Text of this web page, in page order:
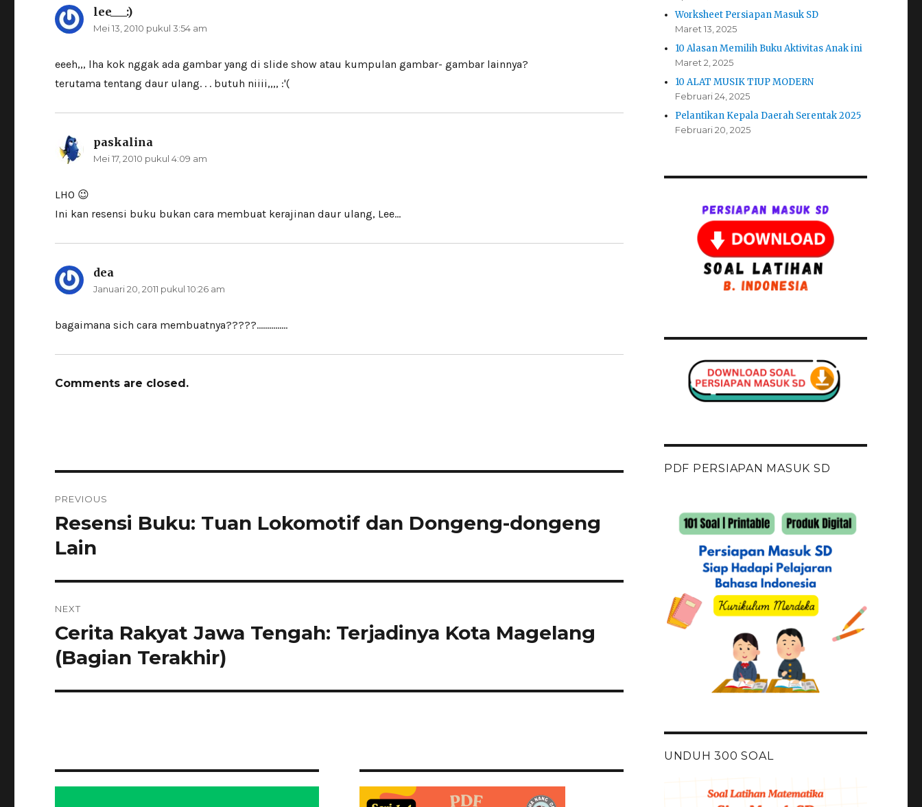
lee___:)
Mei 13, 2010 pukul 3:54 am
eeeh,,, lha kok nggak ada gambar yang di slide show atau kumpulan gambar- gambar lainnya?
terutama tentang daur ulang. . . butuh niiii,,,, :'(
paskalina
Mei 17, 2010 pukul 4:09 am
LHO 😉
Ini kan resensi buku bukan cara membuat kerajinan daur ulang, Lee…
dea
Januari 20, 2011 pukul 10:26 am
bagaimana sich cara membuatnya?????……………
Comments are closed.
pos
PREVIOUS
Previous
post:
Resensi Buku: Tuan Lokomotif dan Dongeng-dongeng
Lain
NEXT
Next
post:
Cerita Rakyat Jawa Tengah: Terjadinya Kota Magelang
(Bagian Terakhir)
Worksheet Persiapan Masuk SD
Maret 13, 2025
10 Alasan Memilih Buku Aktivitas Anak ini
Maret 2, 2025
10 ALAT MUSIK TIUP MODERN
Februari 24, 2025
Pelantikan Kepala Daerah Serentak 2025
Februari 20, 2025
PDF PERSIAPAN MASUK SD
UNDUH 300 SOAL